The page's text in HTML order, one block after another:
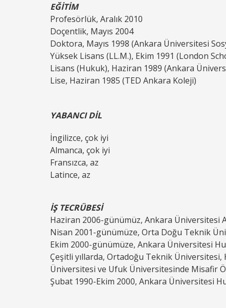
EĞİTİM
Profesörlük, Aralık 2010
Doçentlik, Mayıs 2004
Doktora, Mayıs 1998 (Ankara Üniversitesi
Yüksek Lisans (LL.M.), Ekim 1991 (London
Lisans (Hukuk), Haziran 1989 (Ankara
Lise, Haziran 1985 (TED Ankara Koleji)
YABANCI DİL
İngilizce, çok iyi
Almanca, çok iyi
Fransızca, az
Latince, az
İŞ TECRÜBESİ
Haziran 2006-günümüz, Ankara Üniversitesi
Nisan 2001-günümüze, Orta Doğu Teknik
Ekim 2000-günümüze, Ankara Üniversitesi
Çeşitli yıllarda, Ortadoğu Teknik
Üniversitesi ve Ufuk Üniversitesinde Misafir
Şubat 1990-Ekim 2000, Ankara Üniversitesi